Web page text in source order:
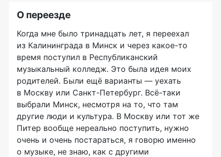
О переезде
Когда мне было тринадцать лет, я переехал
из Калининграда в Минск и через какое-то
время поступил в Республиканский
музыкальный колледж. Это была идея моих
родителей. Были ещё варианты — уехать
в Москву или Санкт-Петербург. Всё-таки
выбрали Минск, несмотря на то, что там
другие люди и культура. В Москву или тот же
Питер вообще нереально поступить, нужно
очень и очень постараться, я говорю именно
о музыке, не знаю, как с другими